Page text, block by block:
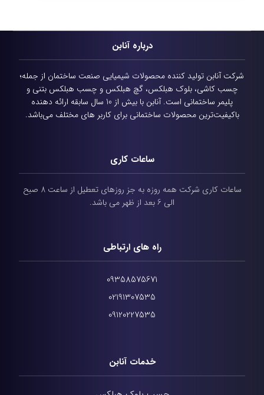
درباره آنابن
شرکت آنابن تولید کننده محصولات شیمیایی صنعت ساختمان از جمله؛
چسب کاشی، بلوک هبلکس، گچ هبلکس و چسب هبلکس بتنی و
پلیمر ساختمانی است.
آنابن با بیش از 10 سال سابقه ارائه دهنده
باکیفیت‌ترین محصولات ساختمانی برای کاربر های مختلف می‌باشد.
ساعات کاری
ساعات کاری شرکت همه روزه به جز روزهای تعطیل از ساعت 8 صبح
الی 6 بعد از ظهر می باشد.
راه های ارتباطی
09358575671
02191307535
09120227535
خدمات آنابن